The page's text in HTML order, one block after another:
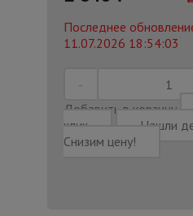
Последнее
11.07.2026 18:54:03
Добавить в корзину
клик
Нашли
Снизим цену!